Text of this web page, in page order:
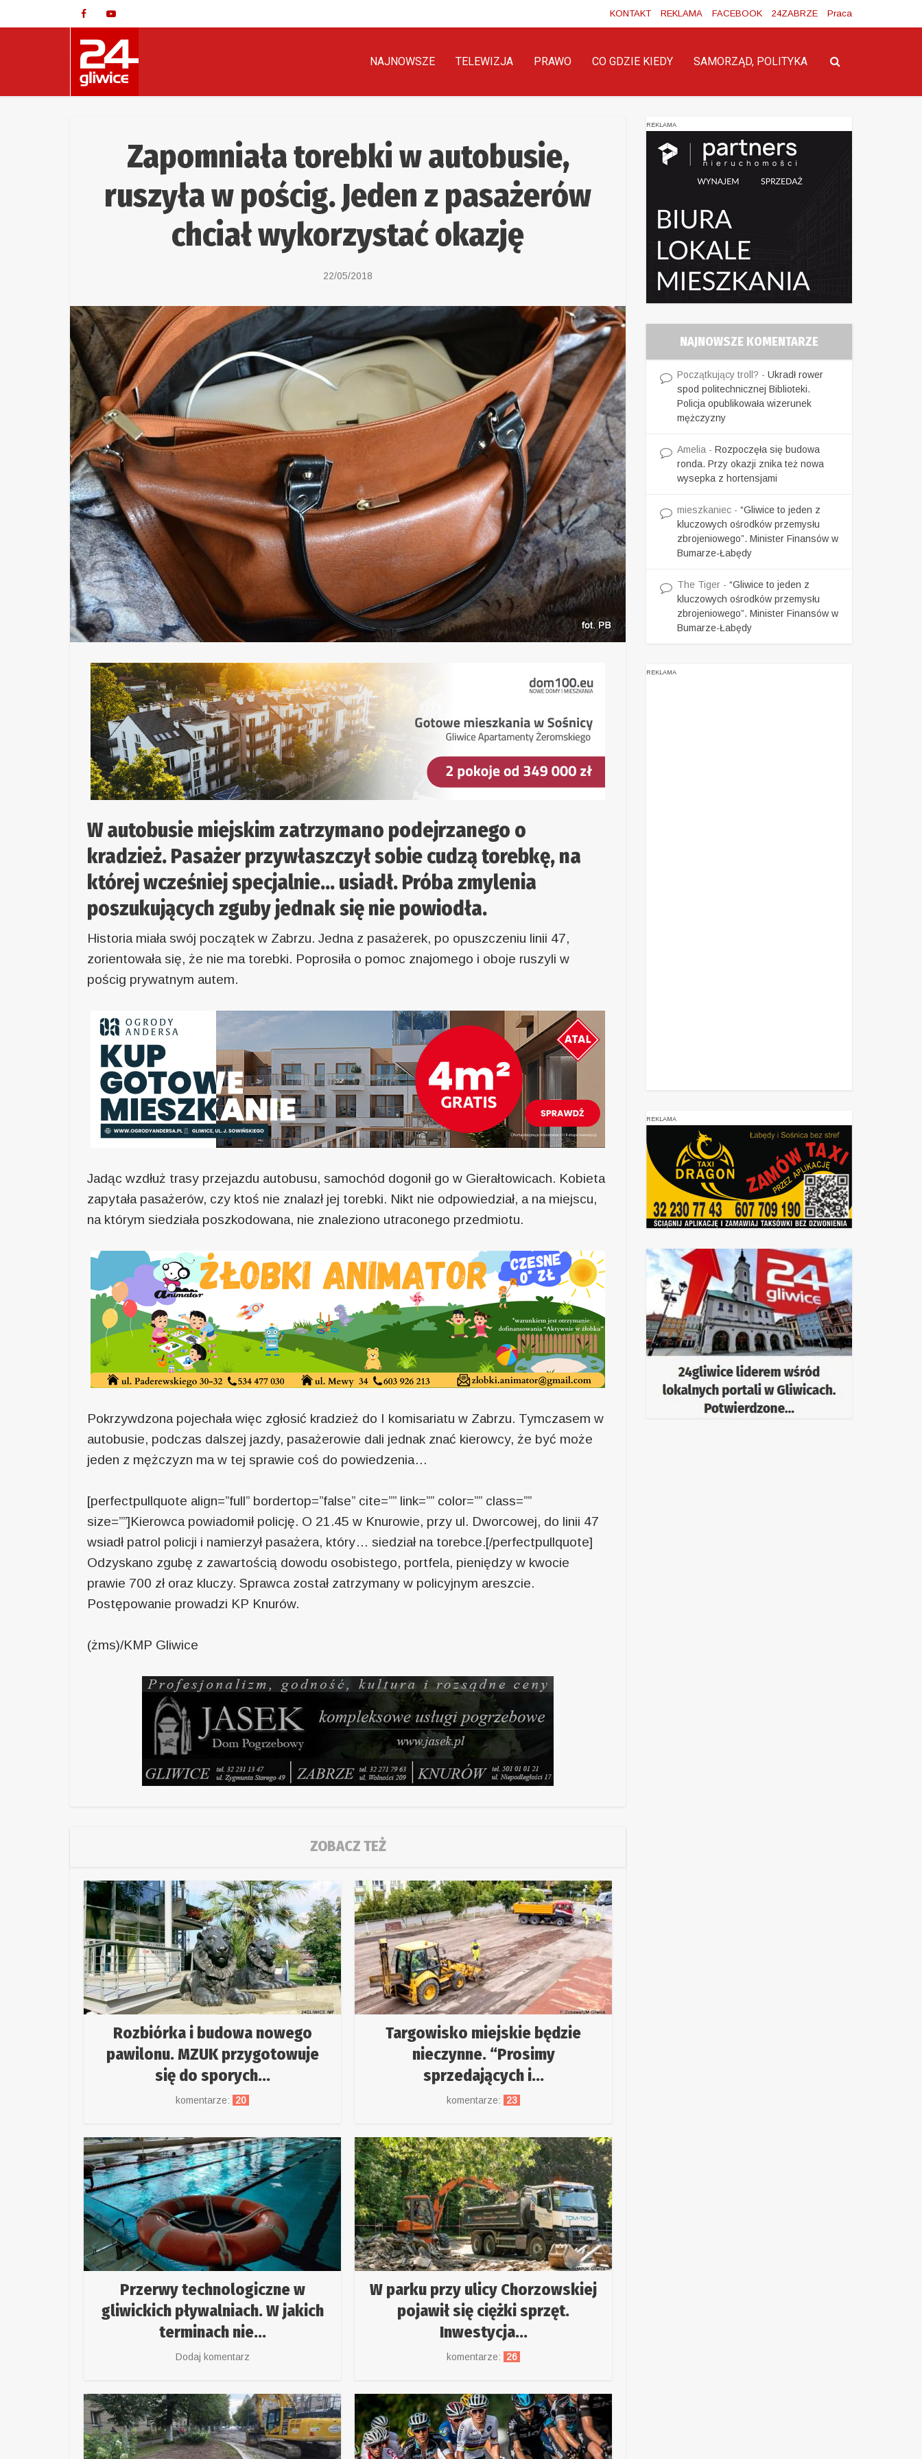
KONTAKT REKLAMA FACEBOOK 24ZABRZE Praca
NAJNOWSZE TELEWIZJA PRAWO CO GDZIE KIEDY SAMORZĄD, POLITYKA
Zapomniała torebki w autobusie,
ruszyła w pościg. Jeden z pasażerów
chciał wykorzystać okazję
22/05/2018
W autobusie miejskim zatrzymano podejrzanego o
kradzież. Pasażer przywłaszczył sobie cudzą torebkę, na
której wcześniej specjalnie… usiadł. Próba zmylenia
poszukujących zguby jednak się nie powiodła.
Historia miała swój początek w Zabrzu. Jedna z pasażerek, po opuszczeniu linii 47,
zorientowała się, że nie ma torebki. Poprosiła o pomoc znajomego i oboje ruszyli w
pościg prywatnym autem.
Jadąc wzdłuż trasy przejazdu autobusu, samochód dogonił go w Gierałtowicach. Kobieta
zapytała pasażerów, czy ktoś nie znalazł jej torebki. Nikt nie odpowiedział, a na miejscu,
na którym siedziała poszkodowana, nie znaleziono utraconego przedmiotu.
Pokrzywdzona pojechała więc zgłosić kradzież do I komisariatu w Zabrzu. Tymczasem w
autobusie, podczas dalszej jazdy, pasażerowie dali jednak znać kierowcy, że być może
jeden z mężczyzn ma w tej sprawie coś do powiedzenia…
[perfectpullquote align=”full” bordertop=”false” cite=”” link=”” color=”” class=””
size=””]Kierowca powiadomił policję. O 21.45 w Knurowie, przy ul. Dworcowej, do linii 47
wsiadł patrol policji i namierzył pasażera, który… siedział na torebce.[/perfectpullquote]
Odzyskano zgubę z zawartością dowodu osobistego, portfela, pieniędzy w kwocie
prawie 700 zł oraz kluczy. Sprawca został zatrzymany w policyjnym areszcie.
Postępowanie prowadzi KP Knurów.
(żms)/KMP Gliwice
ZOBACZ TEŻ
Rozbiórka i budowa nowego
pawilonu. MZUK przygotowuje
się do sporych...
komentarze: 20
Targowisko miejskie będzie
nieczynne. “Prosimy
sprzedających i...
komentarze: 23
Przerwy technologiczne w
gliwickich pływalniach. W jakich
terminach nie...
Dodaj komentarz
W parku przy ulicy Chorzowskiej
pojawił się ciężki sprzęt.
Inwestycja...
komentarze: 26
REKLAMA
NAJNOWSZE KOMENTARZE
Początkujący troll? - Ukradł rower
spod politechnicznej Biblioteki.
Policja opublikowała wizerunek
mężczyzny
Amelia - Rozpoczęła się budowa
ronda. Przy okazji znika też nowa
wysepka z hortensjami
mieszkaniec - “Gliwice to jeden z
kluczowych ośrodków przemysłu
zbrojeniowego”. Minister Finansów w
Bumarze-Łabędy
The Tiger - “Gliwice to jeden z
kluczowych ośrodków przemysłu
zbrojeniowego”. Minister Finansów w
Bumarze-Łabędy
REKLAMA
REKLAMA